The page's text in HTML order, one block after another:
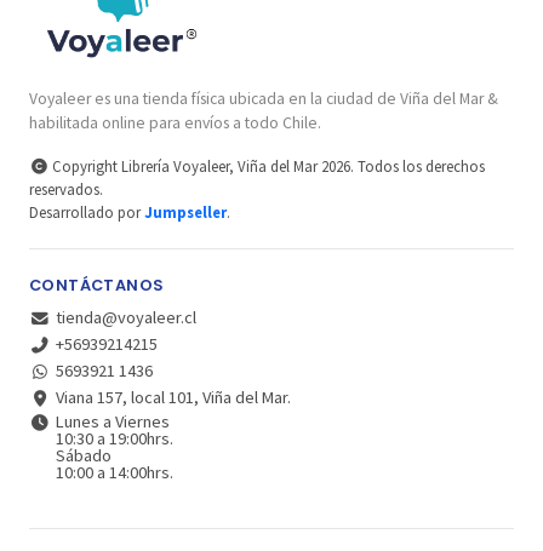
Voyaleer es una tienda física ubicada en la ciudad de Viña del Mar &
habilitada online para envíos a todo Chile.
Copyright Librería Voyaleer, Viña del Mar 2026. Todos los derechos
reservados.
Desarrollado porJumpseller.
CONTÁCTANOS
tienda@voyaleer.cl
+56939214215
5693921 1436
Viana 157, local 101, Viña del Mar.
Lunes a Viernes
10:30 a 19:00hrs.
Sábado
10:00 a 14:00hrs.